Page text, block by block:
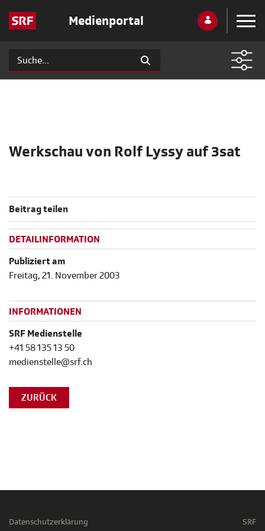
Medienportal
Werkschau von Rolf Lyssy auf 3sat
Beitrag teilen
DETAILINFORMATION
Publiziert am
Freitag, 21. November 2003
INFORMATIONEN
SRF Medienstelle
+41 58 135 13 50
medienstelle@srf.ch
ZURÜCK
Datenschutzerklärung SRF